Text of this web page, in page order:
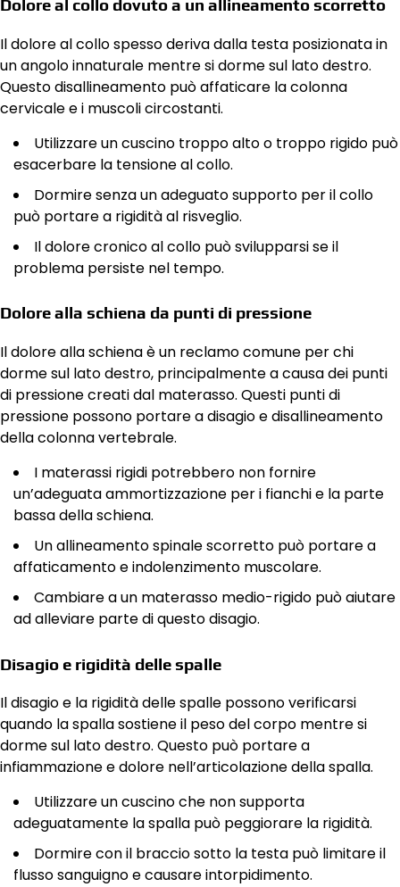
Dolore al collo dovuto a un allineamento scorretto
Il dolore al collo spesso deriva dalla testa posizionata in
un angolo innaturale mentre si dorme sul lato destro.
Questo disallineamento può affaticare la colonna
cervicale e i muscoli circostanti.
Utilizzare un cuscino troppo alto o troppo rigido può
esacerbare la tensione al collo.
Dormire senza un adeguato supporto per il collo
può portare a rigidità al risveglio.
Il dolore cronico al collo può svilupparsi se il
problema persiste nel tempo.
Dolore alla schiena da punti di pressione
Il dolore alla schiena è un reclamo comune per chi
dorme sul lato destro, principalmente a causa dei punti
di pressione creati dal materasso. Questi punti di
pressione possono portare a disagio e disallineamento
della colonna vertebrale.
I materassi rigidi potrebbero non fornire
un’adeguata ammortizzazione per i fianchi e la parte
bassa della schiena.
Un allineamento spinale scorretto può portare a
affaticamento e indolenzimento muscolare.
Cambiare a un materasso medio-rigido può aiutare
ad alleviare parte di questo disagio.
Disagio e rigidità delle spalle
Il disagio e la rigidità delle spalle possono verificarsi
quando la spalla sostiene il peso del corpo mentre si
dorme sul lato destro. Questo può portare a
infiammazione e dolore nell’articolazione della spalla.
Utilizzare un cuscino che non supporta
adeguatamente la spalla può peggiorare la rigidità.
Dormire con il braccio sotto la testa può limitare il
flusso sanguigno e causare intorpidimento.